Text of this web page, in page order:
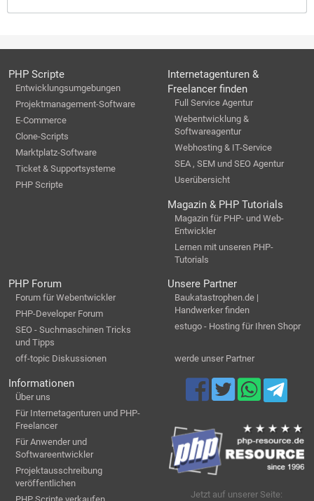
PHP Scripte
Entwicklungsumgebungen
Projektmanagement-Software
E-Commerce
Clone-Scripts
Marktplatz-Software
Ticket & Supportsysteme
PHP Scripte
Internetagenturen &
Freelancer finden
Full Service Agentur
Webentwicklung &
Softwareagentur
Webhosting & IT-Service
SEA , SEM und SEO Agentur
Userübersicht
Magazin & PHP Tutorials
Magazin für PHP- und Web-
Entwickler
Lernen mit unseren PHP-
Tutorials
PHP Forum
Forum für Webentwickler
PHP-Developer Forum
SEO - Suchmaschinen Tricks
und Tipps
off-topic Diskussionen
Unsere Partner
Baukatastrophen.de |
Handwerker finden
estugo - Hosting für Ihren Shopr
werde unser Partner
Informationen
Über uns
Für Internetagenturen und PHP-
Freelancer
Für Anwender und
Softwareentwickler
Projektausschreibung
veröffentlichen
Jetzt auf unserer Seite: